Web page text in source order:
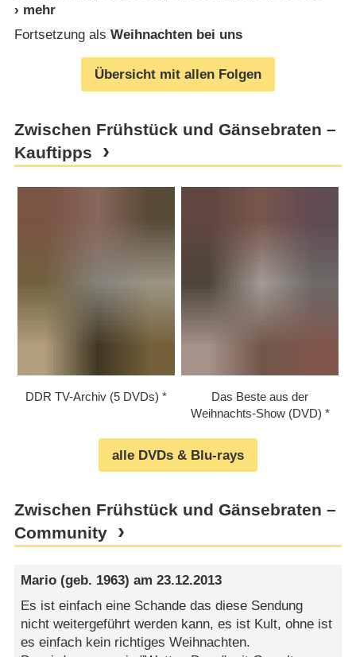
Fortsetzung als Weihnachten bei uns
Übersicht mit allen Folgen
Zwischen Frühstück und Gänsebraten –
Kauftipps
DDR TV-Archiv (5 DVDs)
Das Beste aus der
Weihnachts-Show (DVD)
alle DVDs & Blu-rays
Zwischen Frühstück und Gänsebraten –
Community
Mario (geb. 1963) am23.12.2013
Es ist einfach eine Schande das diese Sendung
nicht weitergeführt werden kann, es ist Kult, ohne ist
es einfach kein richtiges Weihnachten.